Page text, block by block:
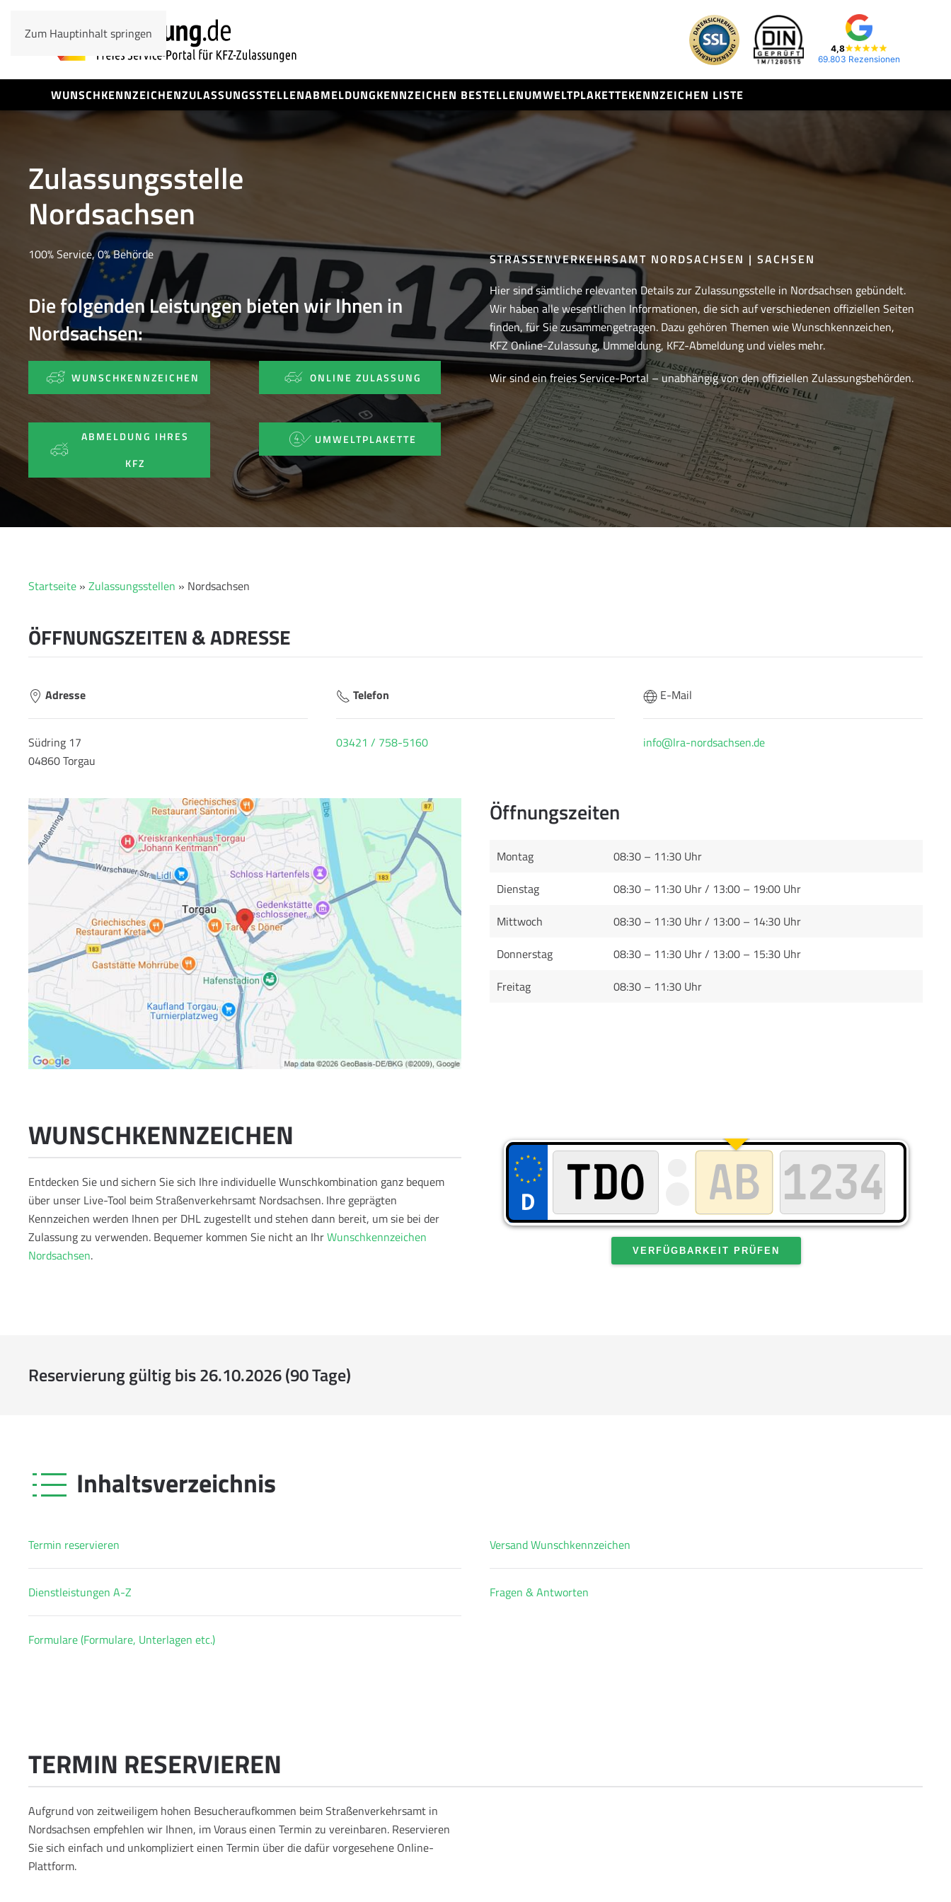
Zum Hauptinhalt springen
4,8
69.803 Rezensionen
WUNSCHKENNZEICHENZULASSUNGSSTELLENABMELDUNGKENNZEICHEN BESTELLENUMWELTPLAKETTEKENNZEICHEN LISTE
Zulassungsstelle
Nordsachsen
100% Service, 0% Behörde
Die folgenden Leistungen bieten wir Ihnen in
Nordsachsen:
WUNSCHKENNZEICHEN ONLINE ZULASSUNG
ABMELDUNG IHRES
KFZ
UMWELTPLAKETTE
STRASSENVERKEHRSAMT NORDSACHSEN | SACHSEN
Hier sind sämtliche relevanten Details zur Zulassungsstelle in Nordsachsen gebündelt.
Wir haben alle wesentlichen Informationen, die sich auf verschiedenen offiziellen Seiten
finden, für Sie zusammengetragen. Dazu gehören Themen wie Wunschkennzeichen,
KFZ Online-Zulassung, Ummeldung, KFZ-Abmeldung und vieles mehr.
Wir sind ein freies Service-Portal – unabhängig von den offiziellen Zulassungsbehörden.
Startseite » Zulassungsstellen » Nordsachsen
ÖFFNUNGSZEITEN & ADRESSE
Adresse
Südring 17
04860 Torgau
Telefon
03421 / 758-5160
E-Mail
info@lra-nordsachsen.de
Öffnungszeiten
Montag
08:30 – 11:30 Uhr
Dienstag
08:30 – 11:30 Uhr / 13:00 – 19:00 Uhr
Mittwoch
08:30 – 11:30 Uhr / 13:00 – 14:30 Uhr
Donnerstag
08:30 – 11:30 Uhr / 13:00 – 15:30 Uhr
Freitag
08:30 – 11:30 Uhr
WUNSCHKENNZEICHEN
Entdecken Sie und sichern Sie sich Ihre individuelle Wunschkombination ganz bequem
über unser Live-Tool beim Straßenverkehrsamt Nordsachsen. Ihre geprägten
Kennzeichen werden Ihnen per DHL zugestellt und stehen dann bereit, um sie bei der
Zulassung zu verwenden. Bequemer kommen Sie nicht an IhrWunschkennzeichen
Nordsachsen. VERFÜGBARKEIT PRÜFEN
Reservierung gültig bis 26.10.2026 (90 Tage)
Inhaltsverzeichnis
Termin reservieren
Dienstleistungen A-Z
Formulare (Formulare, Unterlagen etc.)
Versand Wunschkennzeichen
Fragen & Antworten
TERMIN RESERVIEREN
Aufgrund von zeitweiligem hohen Besucheraufkommen beim Straßenverkehrsamt in
Nordsachsen empfehlen wir Ihnen, im Voraus einen Termin zu vereinbaren. Reservieren
Sie sich einfach und unkompliziert einen Termin über die dafür vorgesehene Online-
Plattform.